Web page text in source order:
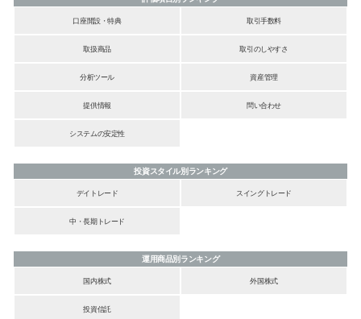
口座開設・特典
取引手数料
取扱商品 取引のしやすさ
分析ツール 資産管理
提供情報 問い合わせ
システムの安定性
投資スタイル別ランキング
デイトレード
スイングトレード
中・長期トレード
運用商品別ランキング
国内株式
外国株式
投資信託